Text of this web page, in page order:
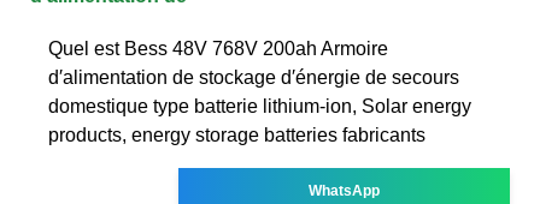
Quel est Bess 48V 768V 200ah Armoire
d′alimentation de stockage d′énergie de secours
domestique type batterie lithium-ion, Solar energy
products, energy storage batteries fabricants
WhatsApp